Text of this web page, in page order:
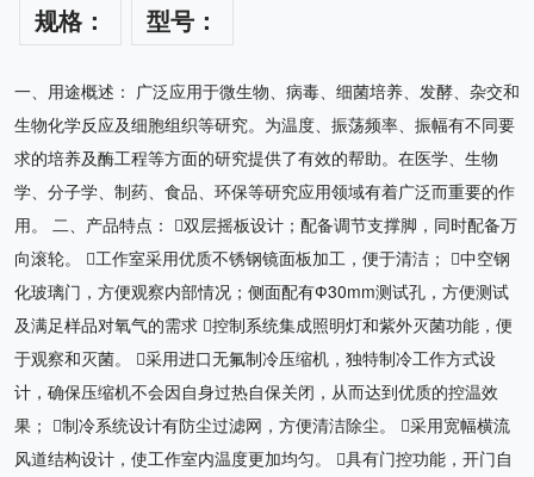
规格： 型号：
一、用途概述： 广泛应用于微生物、病毒、细菌培养、发酵、杂交和
生物化学反应及细胞组织等研究。为温度、振荡频率、振幅有不同要
求的培养及酶工程等方面的研究提供了有效的帮助。在医学、生物
学、分子学、制药、食品、环保等研究应用领域有着广泛而重要的作
用。 二、产品特点： 双层摇板设计；配备调节支撑脚，同时配备万
向滚轮。 工作室采用优质不锈钢镜面板加工，便于清洁； 中空钢
化玻璃门，方便观察内部情况；侧面配有Ф30mm测试孔，方便测试
及满足样品对氧气的需求 控制系统集成照明灯和紫外灭菌功能，便
于观察和灭菌。 采用进口无氟制冷压缩机，独特制冷工作方式设
计，确保压缩机不会因自身过热自保关闭，从而达到优质的控温效
果； 制冷系统设计有防尘过滤网，方便清洁除尘。 采用宽幅横流
风道结构设计，使工作室内温度更加均匀。 具有门控功能，开门自